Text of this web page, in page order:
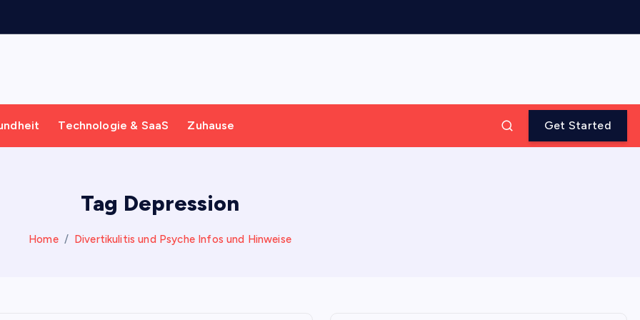
Technologie & SaaS Zuhause Get Started
Tag Depression
Home Divertikulitis und Psyche Infos und Hinweise